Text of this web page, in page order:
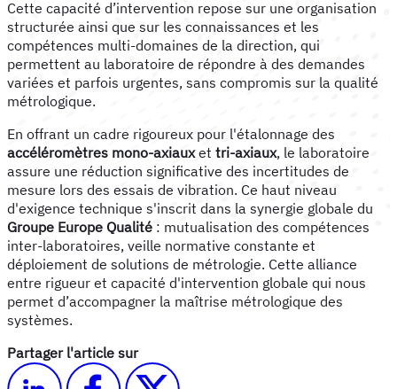
Cette capacité d’intervention repose sur une organisation
structurée ainsi que sur les connaissances et les
compétences multi-domaines de la direction, qui
permettent au laboratoire de répondre à des demandes
variées et parfois urgentes, sans compromis sur la qualité
métrologique.
En offrant un cadre rigoureux pour l'étalonnage des
accéléromètres mono-axiauxet tri-axiaux, le laboratoire
assure une réduction significative des incertitudes de
mesure lors des essais de vibration. Ce haut niveau
d'exigence technique s'inscrit dans la synergie globale du
Groupe Europe Qualité : mutualisation des compétences
inter-laboratoires, veille normative constante et
déploiement de solutions de métrologie. Cette alliance
entre rigueur et capacité d'intervention globale qui nous
permet d’accompagner la maîtrise métrologique des
systèmes.
Partager l'article sur